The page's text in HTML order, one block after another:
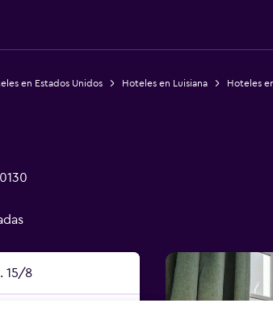
en Estados Unidos Hoteles en Luisiana Hoteles
15/8